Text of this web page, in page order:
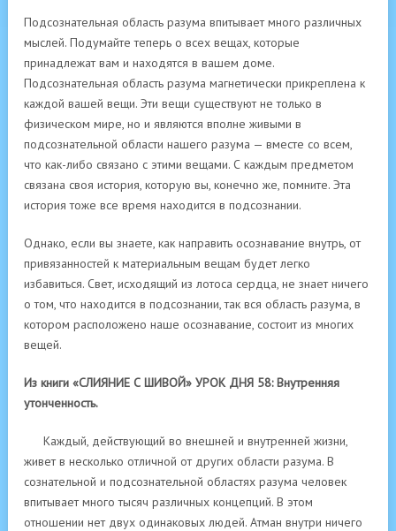
Подсознательная область разума впитывает много различных
мыслей. Подумайте теперь о всех вещах, которые
принадлежат вам и находятся в вашем доме.
Подсознательная область разума магнетически прикреплена к
каждой вашей вещи. Эти вещи существуют не только в
физическом мире, но и являются вполне живыми в
подсознательной области нашего разума — вместе со всем,
что как-либо связано с этими вещами. С каждым предметом
связана своя история, которую вы, конечно же, помните. Эта
история тоже все время находится в подсознании.
Однако, если вы знаете, как направить осознавание внутрь, от
привязанностей к материальным вещам будет легко
избавиться. Свет, исходящий из лотоса сердца, не знает ничего
о том, что находится в подсознании, так вся область разума, в
котором расположено наше осознавание, состоит из многих
вещей.
Из книги «СЛИЯНИЕ С ШИВОЙ» УРОК ДНЯ 58: Внутренняя
утонченность.
Каждый, действующий во внешней и внутренней жизни,
живет в несколько отличной от других области разума. В
сознательной и подсознательной областях разума человек
впитывает много тысяч различных концепций. В этом
отношении нет двух одинаковых людей. Атман внутри ничего